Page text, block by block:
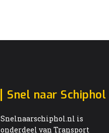
Snel naar Schiphol
Snelnaarschiphol.nl is
onderdeel van Transport